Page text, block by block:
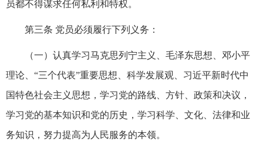
员都不得谋求任何私利和特权。
第三条 党员必须履行下列义务：
（一）认真学习马克思列宁主义、毛泽东思想、邓小平
理论、“三个代表”重要思想、科学发展观、习近平新时代中
国特色社会主义思想，学习党的路线、方针、政策和决议，
学习党的基本知识和党的历史，学习科学、文化、法律和业
务知识，努力提高为人民服务的本领。